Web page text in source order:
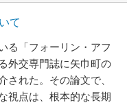
て
る「フォーリン・アフ
外交専門誌に矢巾町の
された。その論文で、
視点は、根本的な長期